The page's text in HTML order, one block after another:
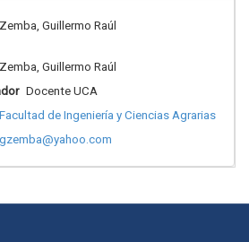
Zemba, Guillermo Raúl
Zemba, Guillermo Raúl
Docente UCA
Facultad de Ingeniería y Ciencias Agrarias
gzemba@yahoo.com